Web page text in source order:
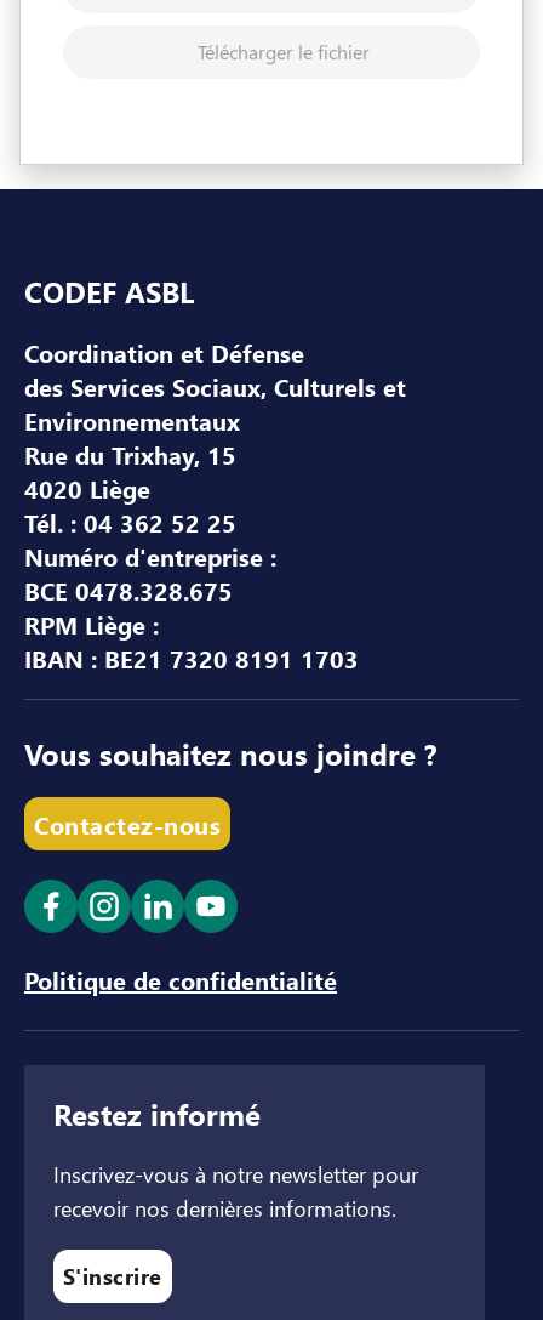
Télécharger le fichier
CODEF ASBL
Coordination et Défense
des Services Sociaux, Culturels et
Environnementaux
Rue du Trixhay, 15
4020 Liège
Tél. : 04 362 52 25
Numéro d'entreprise :
BCE 0478.328.675
RPM Liège :
IBAN : BE21 7320 8191 1703
Vous souhaitez nous joindre ?
Contactez-nous
Ouvrir le lien dans un nouvel onglet
Ouvrir le lien dans un nouvel onglet
Ouvrir le lien dans un nouvel
Ouvrir le lien dans un
Politique de confidentialité
Restez informé
Inscrivez-vous à notre newsletter pour
recevoir nos dernières informations.
S'inscrire